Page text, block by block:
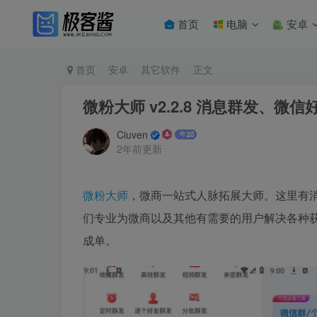
首页 电脑 安卓
首页 安卓 其它软件 正文
微粉大师 v2.2.8 消息群发、微信
Ciuven
2年前更新
微粉大师 ，微商一站式人脉拓展大师。这里
们专业为微商以及其他有需要的用户解决各
成单。